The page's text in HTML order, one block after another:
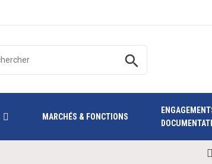
search
MARCHÉS & FONCTIONS